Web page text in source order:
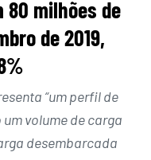
80 milhões de
de 2019,
“um perfil de
volume de carga
desembarcada